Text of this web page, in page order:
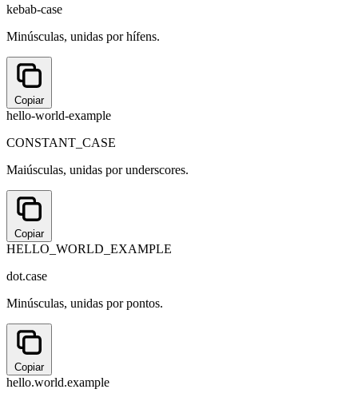
kebab-case
Minúsculas, unidas por hífens.
Copiar
hello-world-example
CONSTANT_CASE
Maiúsculas, unidas por underscores.
Copiar
HELLO_WORLD_EXAMPLE
dot.case
Minúsculas, unidas por pontos.
Copiar
hello.world.example